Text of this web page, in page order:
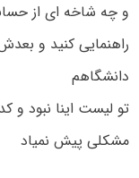
و چه شاخه ای از
راهنمایی کنید و
دانشگاهم
تو لیست اینا نبود و
مشکلی پیش نمیاد